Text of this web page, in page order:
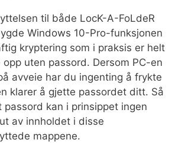
til både LocK-A-FoLdeR
Windows 10-Pro-funksjonen
kryptering som i praksis er helt
opp uten passord. Dersom PC-en
avveie har du ingenting å frykte
klarer å gjette passordet ditt. Så
passord kan i prinsippet ingen
av innholdet i disse
mappene.